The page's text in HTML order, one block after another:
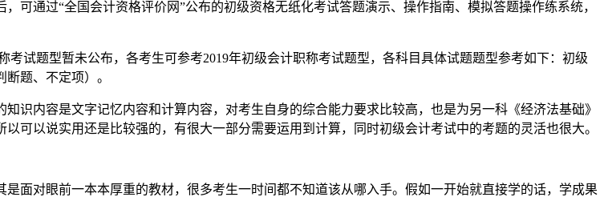
可通过“全国会计资格评价网”公布的初级资格无纸化考试答题演示、操作指南、模拟答题操作练系统，
试题型暂未公布，各考生可参考2019年初级会计职称考试题型，各科目具体试题题型参考如下：初级
题、不定项）。
识内容是文字记忆内容和计算内容，对考生自身的综合能力要求比较高，也是为另一科《经济法基础》
可以说实用还是比较强的，有很大一部分需要运用到计算，同时初级会计考试中的考题的灵活也很大。
面对眼前一本本厚重的教材，很多考生一时间都不知道该从哪入手。假如一开始就直接学的话，学成果